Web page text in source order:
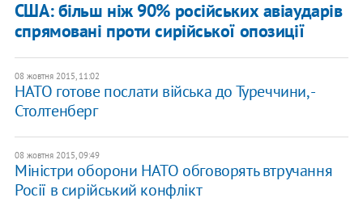
США: більш ніж 90% російських авіаударів
спрямовані проти сирійської опозиції
08 жовтня 2015, 11:02
НАТО готове послати війська до Туреччини, -
Столтенберг
08 жовтня 2015, 09:49
Міністри оборони НАТО обговорять втручання
Росії в сирійський конфлікт